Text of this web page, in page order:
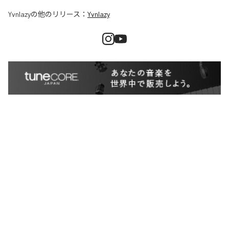
Yvnlazyの他のリリース： Yvnlazy